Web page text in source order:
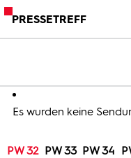
PRESSETREFF
Es wurden keine
PW 32 PW 33 PW 34